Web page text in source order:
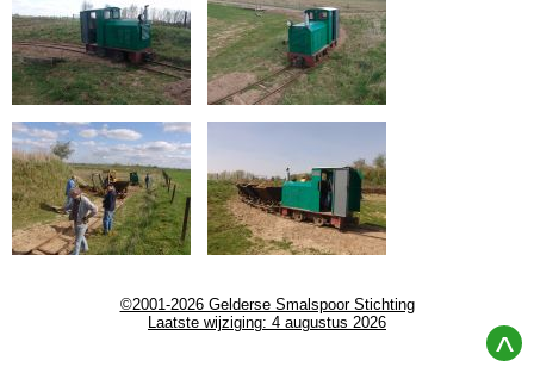
©2001-2026 Gelderse Smalspoor Stichting
Laatste wijziging: 4 augustus 2026
^